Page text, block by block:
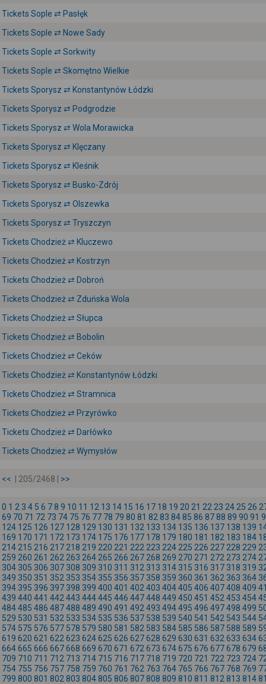
Tickets Sople ⇄ Pasłęk
Tickets Sople ⇄ Nowe Sady
Tickets Sople ⇄ Sorkwity
Tickets Sople ⇄ Skomętno Wielkie
Tickets Sporysz ⇄ Konstantynów Łódzki
Tickets Sporysz ⇄ Podgrodzie
Tickets Sporysz ⇄ Wola Morawicka
Tickets Sporysz ⇄ Klęczany
Tickets Sporysz ⇄ Kleśnik
Tickets Sporysz ⇄ Busko-Zdrój
Tickets Sporysz ⇄ Olszewka
Tickets Sporysz ⇄ Tryszczyn
Tickets Chodzież ⇄ Kluczewo
Tickets Chodzież ⇄ Kostrzyn
Tickets Chodzież ⇄ Dobroń
Tickets Chodzież ⇄ Zduńska Wola
Tickets Chodzież ⇄ Słupca
Tickets Chodzież ⇄ Bobolin
Tickets Chodzież ⇄ Ceków
Tickets Chodzież ⇄ Konstantynów Łódzki
Tickets Chodzież ⇄ Stramnica
Tickets Chodzież ⇄ Przyrówko
Tickets Chodzież ⇄ Darłówko
Tickets Chodzież ⇄ Wymysłów
<< | 205/2468 | >>
0 1 2 3 4 5 6 78 9 10 11 12 13 14 15 16 17 18 19 20 21 22 23 24 25 26
69 70 71 72 73 74 75 76 77 78 79 80 81 82 83 8485 86 8788 89 90 91
124 125 126 127 128 129 130 131 132 133 134 135 136 137 138 139
169 170 171 172 173 174 175 176 177 178 179 180 181 182 183 184
214 215 216 217 218 219 220 221 222 223 224 225 226 227 228 229
259 260 261 262 263 264 265 266 267 268 269 270 271 272 273 274
304 305 306 307 308 309 310 311 312 313 314 315 316 317 318 319
349 350 351 352 353 354 355 356 357 358 359 360 361 362 363 364
394 395 396 397 398 399 400 401 402 403 404405 406 407408 409
439 440 441 442 443 444445 446 447448 449 450 451 452 453 454
484485 486 487488 489 490 491 492 493 494495 496 497498 499
529 530 531 532 533 534 535 536 537 538 539 540 541 542 543 544
574 575 576 577 578 579 580 581 582 583 584 585 586 587 588 589
619 620 621 622 623 624625 626 627628 629 630 631 632 633 634
664665 666 667668 669 670 671 672 673 674675 676 677678 679
709 710 711 712 713 714 715 716 717 718 719 720 721 722 723 724
754 755 756 757 758 759 760 761 762 763 764 765 766 767 768 769
799 800 801 802 803 804805 806 807808 809 810 811 812 813 814